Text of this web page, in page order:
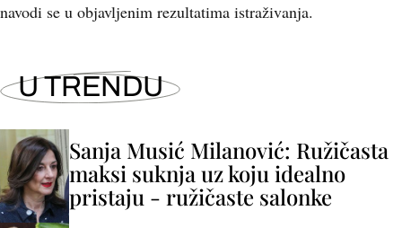
navodi se u objavljenim rezultatima istraživanja.
U TRENDU
Sanja Musić Milanović: Ružičasta
maksi suknja uz koju idealno
pristaju - ružičaste salonke